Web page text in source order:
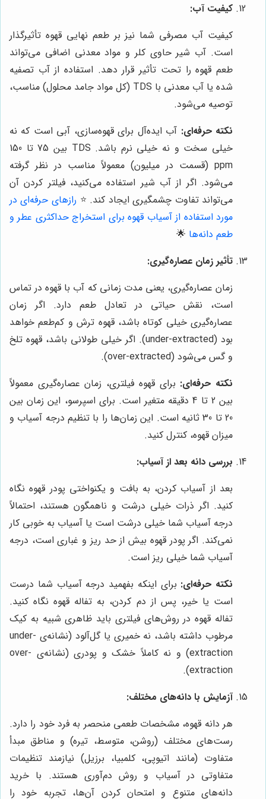
کیفیت آب:
کیفیت آب مصرفی شما نیز بر طعم نهایی قهوه تأثیرگذار
است. آب شیر حاوی کلر و مواد معدنی اضافی می‌تواند
طعم قهوه را تحت تأثیر قرار دهد. استفاده از آب تصفیه
شده یا آب معدنی با TDS (کل مواد جامد محلول) مناسب،
توصیه می‌شود.
نکته حرفه‌ای: آب ایده‌آل برای قهوه‌سازی، آبی است که نه
خیلی سخت و نه خیلی نرم باشد. TDS بین 75 تا 150
ppm (قسمت در میلیون) معمولاً مناسب در نظر گرفته
می‌شود. اگر از آب شیر استفاده می‌کنید، فیلتر کردن آن
می‌تواند تفاوت چشمگیری ایجاد کند. ⭐️ رازهای حرفه‌ای در
مورد استفاده از آسیاب قهوه برای استخراج حداکثری عطر و
طعم دانه‌ها 🌟
تأثیر زمان عصاره‌گیری:
زمان عصاره‌گیری، یعنی مدت زمانی که آب با قهوه در تماس
است، نقش حیاتی در تعادل طعم دارد. اگر زمان
عصاره‌گیری خیلی کوتاه باشد، قهوه ترش و کم‌طعم خواهد
بود (under-extracted). اگر خیلی طولانی باشد، قهوه تلخ
و گس می‌شود (over-extracted).
نکته حرفه‌ای: برای قهوه فیلتری، زمان عصاره‌گیری معمولاً
بین 2 تا 4 دقیقه متغیر است. برای اسپرسو، این زمان بین
20 تا 30 ثانیه است. این زمان‌ها را با تنظیم درجه آسیاب و
میزان قهوه، کنترل کنید.
بررسی دانه بعد از آسیاب:
بعد از آسیاب کردن، به بافت و یکنواختی پودر قهوه نگاه
کنید. اگر ذرات خیلی درشت و ناهمگون هستند، احتمالاً
درجه آسیاب شما خیلی درشت است یا آسیاب به خوبی کار
نمی‌کند. اگر پودر قهوه بیش از حد ریز و غباری است، درجه
آسیاب شما خیلی ریز است.
نکته حرفه‌ای: برای اینکه بفهمید درجه آسیاب شما درست
است یا خیر، پس از دم کردن، به تفاله قهوه نگاه کنید.
تفاله قهوه در روش‌های فیلتری باید ظاهری شبیه به کیک
مرطوب داشته باشد، نه خمیری یا گل‌آلود (نشانه‌ی under-
extraction) و نه کاملاً خشک و پودری (نشانه‌ی over-
extraction).
آزمایش با دانه‌های مختلف:
هر دانه قهوه، مشخصات طعمی منحصر به فرد خود را دارد.
رست‌های مختلف (روشن، متوسط، تیره) و مناطق مبدأ
متفاوت (مانند اتیوپی، کلمبیا، برزیل) نیازمند تنظیمات
متفاوتی در آسیاب و روش دم‌آوری هستند. با خرید
دانه‌های متنوع و امتحان کردن آن‌ها، تجربه خود را